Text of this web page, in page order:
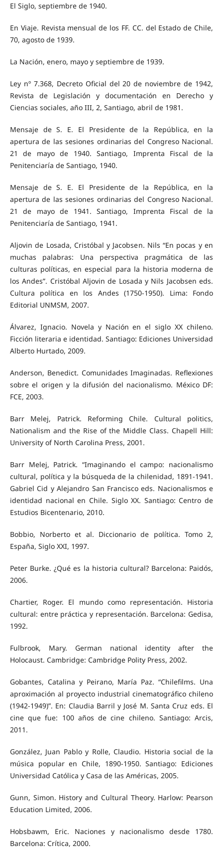
El Siglo, septiembre de 1940.
En Viaje. Revista mensual de los FF. CC. del Estado de Chile,
70, agosto de 1939.
La Nación, enero, mayo y septiembre de 1939.
Ley nº 7.368, Decreto Oficial del 20 de noviembre de 1942,
Revista de Legislación y documentación en Derecho y
Ciencias sociales, año III, 2, Santiago, abril de 1981.
Mensaje de S. E. El Presidente de la República, en la
apertura de las sesiones ordinarias del Congreso Nacional.
21 de mayo de 1940. Santiago, Imprenta Fiscal de la
Penitenciaría de Santiago, 1940.
Mensaje de S. E. El Presidente de la República, en la
apertura de las sesiones ordinarias del Congreso Nacional.
21 de mayo de 1941. Santiago, Imprenta Fiscal de la
Penitenciaría de Santiago, 1941.
Aljovin de Losada, Cristóbal y Jacobsen. Nils “En pocas y en
muchas palabras: Una perspectiva pragmática de las
culturas políticas, en especial para la historia moderna de
los Andes”. Cristóbal Aljovin de Losada y Nils Jacobsen eds.
Cultura política en los Andes (1750-1950). Lima: Fondo
Editorial UNMSM, 2007.
Álvarez, Ignacio. Novela y Nación en el siglo XX chileno.
Ficción literaria e identidad. Santiago: Ediciones Universidad
Alberto Hurtado, 2009.
Anderson, Benedict. Comunidades Imaginadas. Reflexiones
sobre el origen y la difusión del nacionalismo. México DF:
FCE, 2003.
Barr Melej, Patrick. Reforming Chile. Cultural politics,
Nationalism and the Rise of the Middle Class. Chapell Hill:
University of North Carolina Press, 2001.
Barr Melej, Patrick. “Imaginando el campo: nacionalismo
cultural, política y la búsqueda de la chilenidad, 1891-1941.
Gabriel Cid y Alejandro San Francisco eds. Nacionalismos e
identidad nacional en Chile. Siglo XX. Santiago: Centro de
Estudios Bicentenario, 2010.
Bobbio, Norberto et al. Diccionario de política. Tomo 2,
España, Siglo XXI, 1997.
Peter Burke. ¿Qué es la historia cultural? Barcelona: Paidós,
2006.
Chartier, Roger. El mundo como representación. Historia
cultural: entre práctica y representación. Barcelona: Gedisa,
1992.
Fulbrook, Mary. German national identity after the
Holocaust. Cambridge: Cambridge Polity Press, 2002.
Gobantes, Catalina y Peirano, María Paz. “Chilefilms. Una
aproximación al proyecto industrial cinematográfico chileno
(1942-1949)”. En: Claudia Barril y José M. Santa Cruz eds. El
cine que fue: 100 años de cine chileno. Santiago: Arcis,
2011.
González, Juan Pablo y Rolle, Claudio. Historia social de la
música popular en Chile, 1890-1950. Santiago: Ediciones
Universidad Católica y Casa de las Américas, 2005.
Gunn, Simon. History and Cultural Theory. Harlow: Pearson
Education Limited, 2006.
Hobsbawm, Eric. Naciones y nacionalismo desde 1780.
Barcelona: Crítica, 2000.